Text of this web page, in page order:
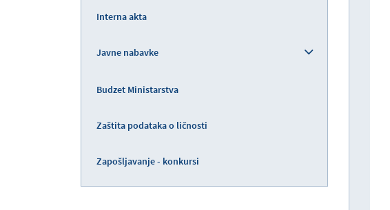
Interna akta
Javne nabavke
Budzet Ministarstva
Zaštita podataka o ličnosti
Zapošljavanje - konkursi